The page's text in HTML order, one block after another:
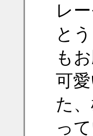
レ
と
も
可
た
っ